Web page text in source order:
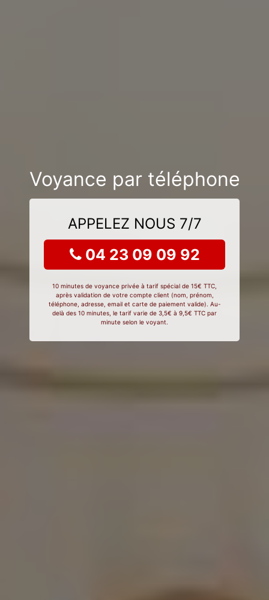
Voyance par téléphone
APPELEZ NOUS 7/7
04 23 09 09 92
10 minutes de voyance privée à tarif spécial de 15€ TTC,
après validation de votre compte client (nom, prénom,
téléphone, adresse, email et carte de paiement valide). Au-
delà des 10 minutes, le tarif varie de 3,5€ à 9,5€ TTC par
minute selon le voyant.